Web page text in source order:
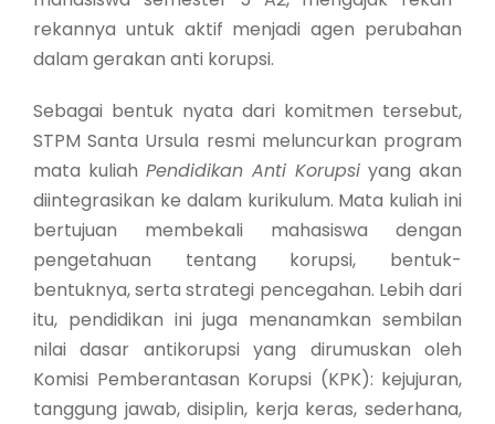
rekannya untuk aktif menjadi agen perubahan
dalam gerakan anti korupsi.
Sebagai bentuk nyata dari komitmen tersebut,
STPM Santa Ursula resmi meluncurkan program
mata kuliah Pendidikan Anti Korupsi yang akan
diintegrasikan ke dalam kurikulum. Mata kuliah ini
bertujuan membekali mahasiswa dengan
pengetahuan tentang korupsi, bentuk-
bentuknya, serta strategi pencegahan. Lebih dari
itu, pendidikan ini juga menanamkan sembilan
nilai dasar antikorupsi yang dirumuskan oleh
Komisi Pemberantasan Korupsi (KPK): kejujuran,
tanggung jawab, disiplin, kerja keras, sederhana,